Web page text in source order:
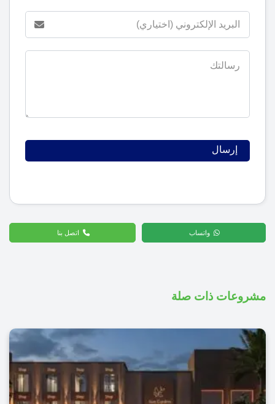
واتساب اتصل بنا
مشروعات ذات صلة